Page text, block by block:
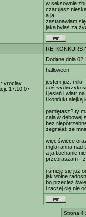
w seksownie
czarujesz
a ja
zastanawiam się
jaka byłaś za
RE: KONKURS
vroclav
17.10.07
Dodane dnia
halloween
jestem już. miła
coś wydarzyło
i jesień i wiatr na
i kondukt alejką
pamiętasz? ty
cała w dębowej
bez
żegnałaś ze
więc świece
mgła ranna nad
a ja kochanie
przepraszam -
i śmieję się już
jak wolne
bo przecież
i raczej cię nie
Strona 4